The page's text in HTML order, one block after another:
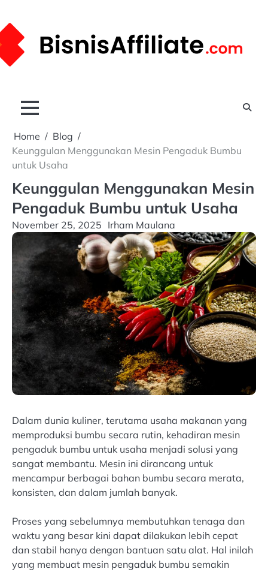
to
content
Home
Blog
Keunggulan Menggunakan Mesin Pengaduk Bumbu
untuk Usaha
Keunggulan Menggunakan Mesin
Pengaduk Bumbu untuk Usaha
November 25, 2025 Irham Maulana
Dalam dunia kuliner, terutama usaha makanan yang
memproduksi bumbu secara rutin, kehadiran mesin
pengaduk bumbu untuk usaha menjadi solusi yang
sangat membantu. Mesin ini dirancang untuk
mencampur berbagai bahan bumbu secara merata,
konsisten, dan dalam jumlah banyak.
Proses yang sebelumnya membutuhkan tenaga dan
waktu yang besar kini dapat dilakukan lebih cepat
dan stabil hanya dengan bantuan satu alat. Hal inilah
yang membuat mesin pengaduk bumbu semakin